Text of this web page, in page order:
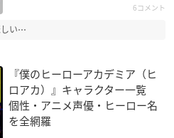
6コメント
しい⋯
『僕のヒーローアカデミア（ヒ
ロアカ）』キャラクター一覧
個性・アニメ声優・ヒーロー名
を全網羅